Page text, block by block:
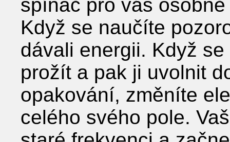
spínač pro vás
Když se naučíte
dávali energii. Když
prožít a pak ji uvolnit
opakování, změníte
celého svého pole.